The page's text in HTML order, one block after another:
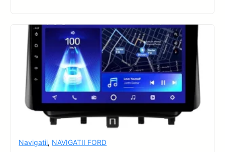
Navigatii, NAVIGATII FORD